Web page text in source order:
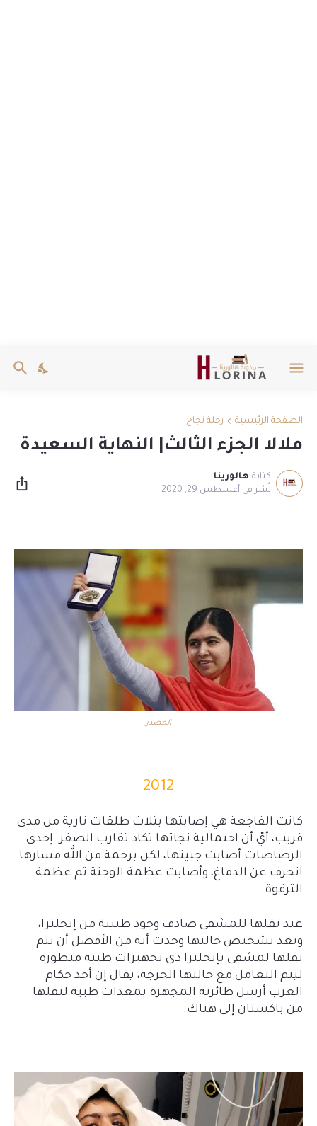
الصفحة الرئيسية رحلة نجاح
ملالا الجزء الثالث| النهاية السعيدة
كتابة هالورينا
أغسطس 29, 2020
المصدر
2012
كانت الفاجعة هي إصابتها بثلاث طلقات نارية من مدى
قريب، أيّ أن احتمالية نجاتها تكاد تقارب الصفر. إحدى
الرصاصات أصابت جبينها، لكن برحمة من الله مسارها
انحرف عن الدماغ، وأصابت عظمة الوجنة ثم عظمة
الترقوة.
عند نقلها للمشفى صادف وجود طبيبة من إنجلترا،
وبعد تشخيص حالتها وجدت أنه من الأفضل أن يتم
نقلها لمشفى بإنجلترا ذي تجهيزات طبية متطورة
ليتم التعامل مع حالتها الحرجة، يقال إن أحد حكام
العرب أرسل طائرته المجهزة بمعدات طبية لنقلها
من باكستان إلى هناك.